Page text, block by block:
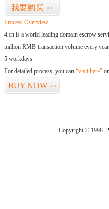
我要购买 >>
Process Overview:
4.cn is a world leading domain escrow
million RMB transaction volume every
5 workdays.
For detailed process, you can “visit here”
BUY NOW >>
Copyright © 1998 -